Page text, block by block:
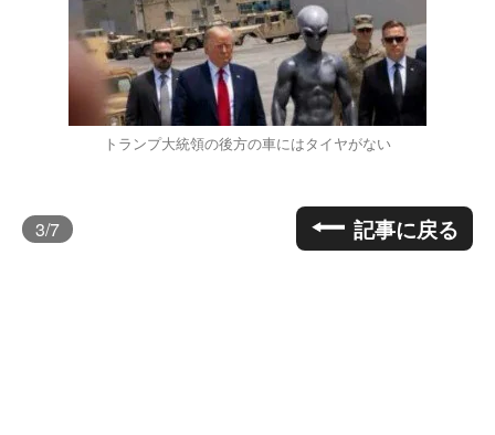
トランプ大統領の後方の車にはタイヤがない
3/7 記事に戻る